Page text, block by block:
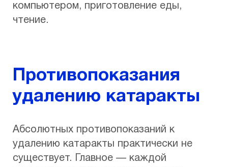
компьютером, приготовление еды,
чтение.
Противопоказания
удалению катаракты
Абсолютных противопоказаний к
удалению катаракты практически не
существует. Главное — каждой